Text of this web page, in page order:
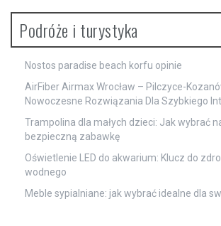
Podróże i turystyka
Nostos paradise beach korfu opinie
AirFiber Airmax Wrocław – Pilczyce-
Nowoczesne Rozwiązania Dla Szybkiego
Trampolina dla małych dzieci: Jak wybrać
bezpieczną zabawkę
Oświetlenie LED do akwarium: Klucz do
wodnego
Meble sypialniane: jak wybrać idealne dla